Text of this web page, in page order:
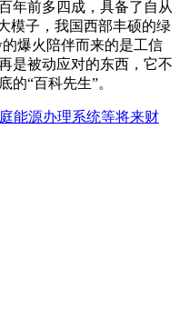
年前多四成，具备了自从
模子，我国西部丰硕的绿
爆火陪伴而来的是工信
是被动应对的东西，它不
的“百科先生”。
能源办理系统等将来财